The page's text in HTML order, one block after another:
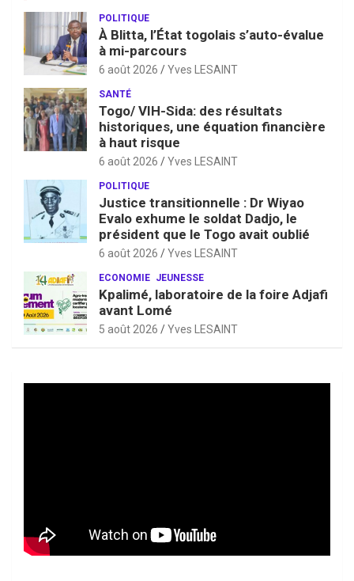
POLITIQUE
À Blitta, l’État togolais s’auto-évalue
à mi-parcours
6 août 2026 Yves LESAINT
SANTÉ
Togo/ VIH-Sida: des résultats
historiques, une équation financière
à haut risque
6 août 2026 Yves LESAINT
POLITIQUE
Justice transitionnelle : Dr Wiyao
Evalo exhume le soldat Dadjo, le
président que le Togo avait oublié
6 août 2026 Yves LESAINT
ECONOMIE JEUNESSE
Kpalimé, laboratoire de la foire Adjafi
avant Lomé
5 août 2026 Yves LESAINT